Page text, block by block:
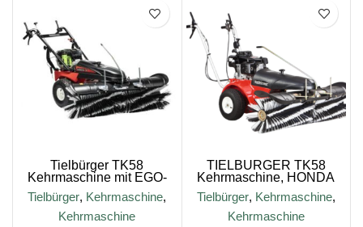
Tielbürger TK58
Kehrmaschine mit EGO-
Akku-Motor
Tielbürger, Kehrmaschine,
Kehrmaschine
TIELBÜRGER TK58
Kehrmaschine, HONDA
GXV160 Motor
Tielbürger, Kehrmaschine,
Kehrmaschine